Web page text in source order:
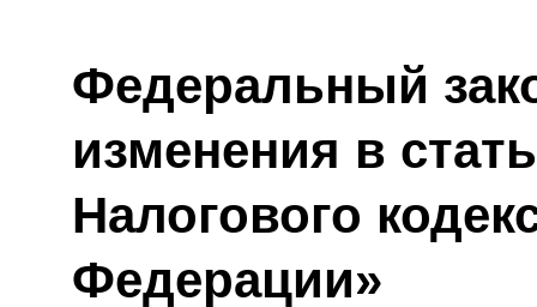
Федеральный
изменения в
Налогового
Федерации»